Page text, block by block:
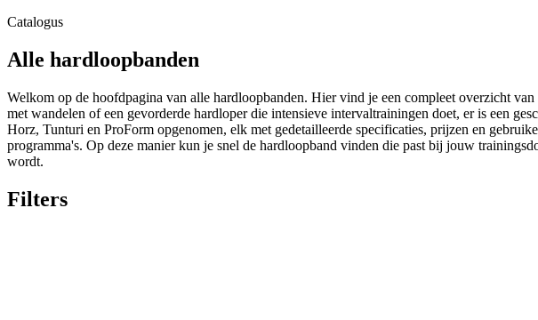
Catalogus
Alle hardloopbanden
Welkom op de hoofdpagina van alle hardloopbanden. Hier vind je een compleet overzicht
met wandelen of een gevorderde hardloper die intensieve intervaltrainingen doet, er is een
Horz, Tunturi en ProForm opgenomen, elk met gedetailleerde specificaties, prijzen en
programma's. Op deze manier kun je snel de hardloopband vinden die past bij jouw
wordt.
Filters